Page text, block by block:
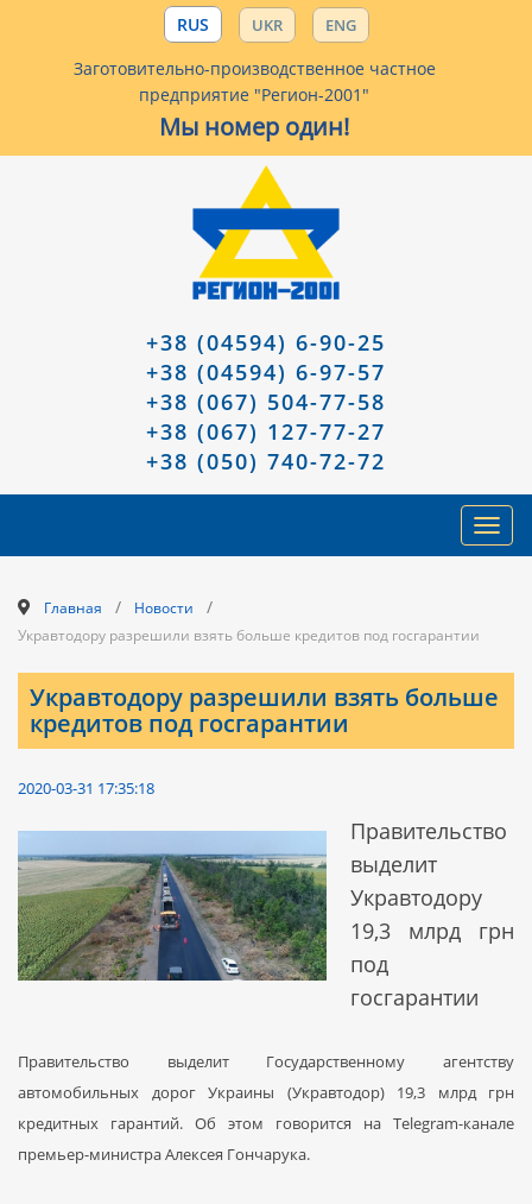
RUS UKR ENG
Заготовительно-производственное частное
предприятие "Регион-2001"
Мы номер один!
+38 (04594) 6-90-25
+38 (04594) 6-97-57
+38 (067) 504-77-58
+38 (067) 127-77-27
+38 (050) 740-72-72
Главная / Новости /
Укравтодору разрешили взять больше кредитов под госгарантии
Укравтодору разрешили взять больше
кредитов под госгарантии
2020-03-31 17:35:18
Правительство
выделит
Укравтодору
19,3 млрд грн
под
госгарантии
Правительство выделит Государственному агентству
автомобильных дорог Украины (Укравтодор) 19,3 млрд грн
кредитных гарантий. Об этом говорится на Telegram-канале
премьер-министра Алексея Гончарука.